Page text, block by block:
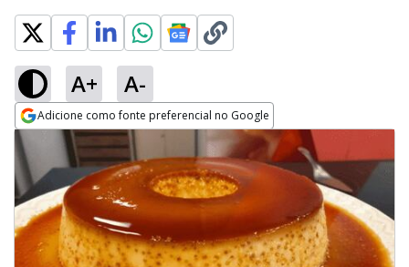
A+ A-
Adicione como fonte preferencial no Google
Opens in new window